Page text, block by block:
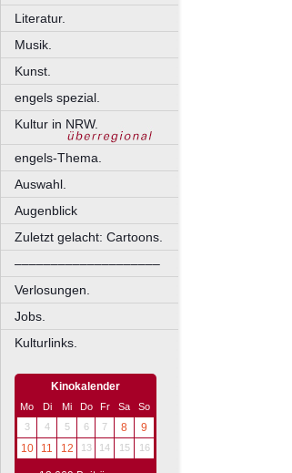
Literatur.
Musik.
Kunst.
engels spezial.
Kultur in NRW.
engels-Thema.
Auswahl.
Augenblick
Zuletzt gelacht: Cartoons.
––––––––––––––––––––
Verlosungen.
Jobs.
Kulturlinks.
Kinokalender
Mo Di Mi Do Fr Sa
So
3
4 5 6 7 8
9
10
11 12 13 14 15 16